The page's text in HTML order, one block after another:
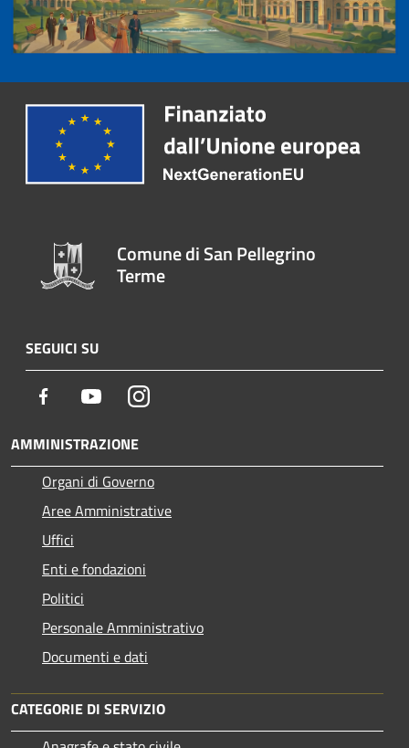
Comune di San Pellegrino
Terme
SEGUICI SU
Facebook YoutubeInstagram
AMMINISTRAZIONE
Organi di Governo
Aree Amministrative
Uffici
Enti e fondazioni
Politici
Personale Amministrativo
Documenti e dati
CATEGORIE DI SERVIZIO